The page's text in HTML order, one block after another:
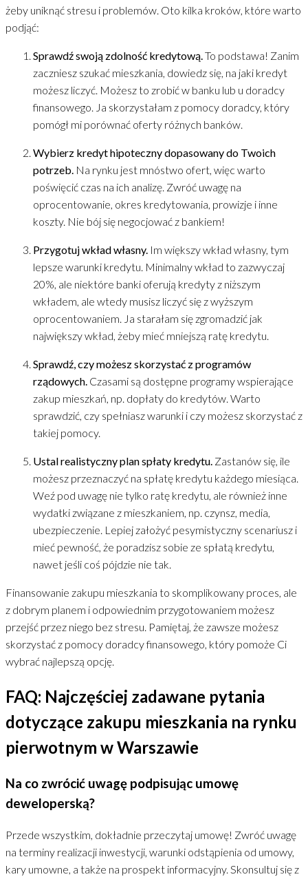
żeby uniknąć stresu i problemów. Oto kilka kroków, które warto
podjąć:
Sprawdź swoją zdolność kredytową.To podstawa! Zanim
zaczniesz szukać mieszkania, dowiedz się, na jaki kredyt
możesz liczyć. Możesz to zrobić w banku lub u doradcy
finansowego. Ja skorzystałam z pomocy doradcy, który
pomógł mi porównać oferty różnych banków.
Wybierz kredyt hipoteczny dopasowany do Twoich
potrzeb. Na rynku jest mnóstwo ofert, więc warto
poświęcić czas na ich analizę. Zwróć uwagę na
oprocentowanie, okres kredytowania, prowizje i inne
koszty. Nie bój się negocjować z bankiem!
Przygotuj wkład własny. Im większy wkład własny, tym
lepsze warunki kredytu. Minimalny wkład to zazwyczaj
20%, ale niektóre banki oferują kredyty z niższym
wkładem, ale wtedy musisz liczyć się z wyższym
oprocentowaniem. Ja starałam się zgromadzić jak
największy wkład, żeby mieć mniejszą ratę kredytu.
Sprawdź, czy możesz skorzystać z programów
rządowych. Czasami są dostępne programy wspierające
zakup mieszkań, np. dopłaty do kredytów. Warto
sprawdzić, czy spełniasz warunki i czy możesz skorzystać z
takiej pomocy.
Ustal realistyczny plan spłaty kredytu. Zastanów się, ile
możesz przeznaczyć na spłatę kredytu każdego miesiąca.
Weź pod uwagę nie tylko ratę kredytu, ale również inne
wydatki związane z mieszkaniem, np. czynsz, media,
ubezpieczenie. Lepiej założyć pesymistyczny scenariusz i
mieć pewność, że poradzisz sobie ze spłatą kredytu,
nawet jeśli coś pójdzie nie tak.
Finansowanie zakupu mieszkania to skomplikowany proces, ale
z dobrym planem i odpowiednim przygotowaniem możesz
przejść przez niego bez stresu. Pamiętaj, że zawsze możesz
skorzystać z pomocy doradcy finansowego, który pomoże Ci
wybrać najlepszą opcję.
FAQ: Najczęściej zadawane pytania
dotyczące zakupu mieszkania na rynku
pierwotnym w Warszawie
Na co zwrócić uwagę podpisując umowę
deweloperską?
Przede wszystkim, dokładnie przeczytaj umowę! Zwróć uwagę
na terminy realizacji inwestycji, warunki odstąpienia od umowy,
kary umowne, a także na prospekt informacyjny. Skonsultuj się z